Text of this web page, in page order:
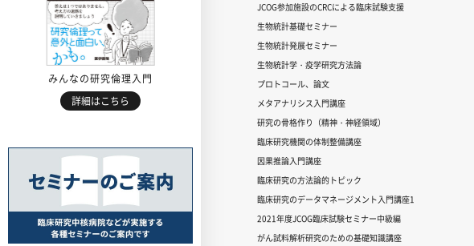
みんなの研究倫理入門
詳細はこちら
JCOG参加施設のCRCによる臨床試験支援
生物統計基礎セミナー
生物統計発展セミナー
生物統計学・疫学研究方法論
プロトコール、論文
メタアナリシス入門講座
研究の骨格作り（精神・神経領域）
臨床研究機関の体制整備講座
因果推論入門講座
臨床研究の方法論的トピック
臨床研究のデータマネージメント入門講座1
2021年度JCOG臨床試験セミナー中級編
がん試料解析研究のための基礎知識講座